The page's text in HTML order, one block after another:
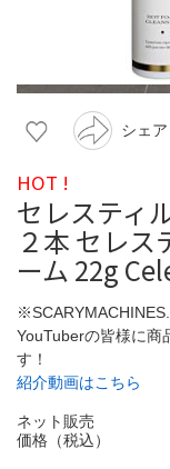
シェア
HOT !
セレスティ
２本 セレス
ーム 22g
YouTuberの皆様に商
す！
紹介動画はこちら
ネット販売
価格（税込）